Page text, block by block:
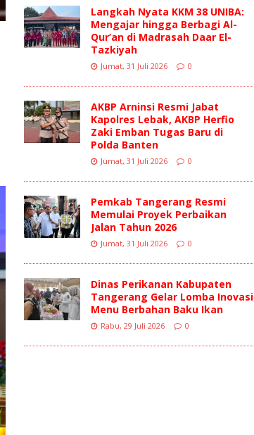
Langkah Nyata KKM 38 UNIBA:
Mengajar hingga Berbagi Al-
Qur’an di Madrasah Daar El-
Tazkiyah
Jumat, 31 Juli 2026 0
AKBP Arninsi Resmi Jabat
Kapolres Lebak, AKBP Herfio
Zaki Emban Tugas Baru di
Polda Banten
Jumat, 31 Juli 2026 0
Pemkab Tangerang Resmi
Memulai Proyek Perbaikan
Jalan Tahun 2026
Jumat, 31 Juli 2026 0
Dinas Perikanan Kabupaten
Tangerang Gelar Lomba Inovasi
Menu Berbahan Baku Ikan
Rabu, 29 Juli 2026 0